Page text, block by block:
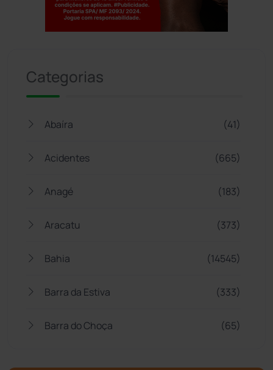
Categorias
Abaíra (41)
Acidentes (665)
Anagé (183)
Aracatu (373)
Bahia (14545)
Barra da Estiva (333)
Barra do Choça (65)